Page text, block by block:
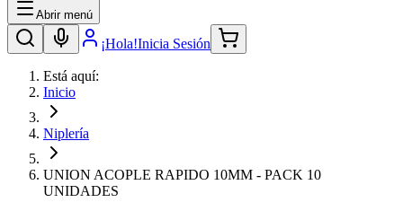
Abrir menú
¡Hola!Inicia Sesión
Está aquí:
Inicio
Niplería
UNION ACOPLE RAPIDO 10MM - PACK 10
UNIDADES